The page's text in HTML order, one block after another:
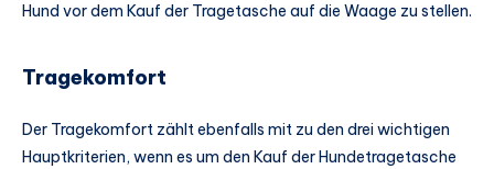
Hund vor dem Kauf der Tragetasche auf die Waage zu stellen.
Tragekomfort
Der Tragekomfort zählt ebenfalls mit zu den drei wichtigen
Hauptkriterien, wenn es um den Kauf der Hundetragetasche